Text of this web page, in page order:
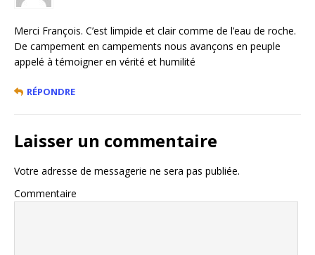
Merci François. C’est limpide et clair comme de l’eau de roche.
De campement en campements nous avançons en peuple
appelé à témoigner en vérité et humilité
RÉPONDRE
Laisser un commentaire
Votre adresse de messagerie ne sera pas publiée.
Commentaire